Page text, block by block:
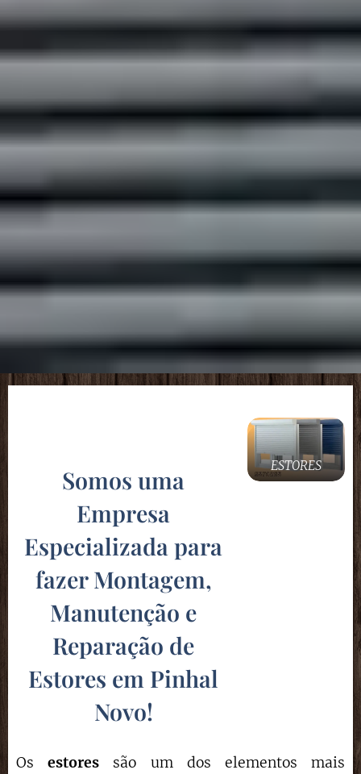
ESTORES
Somos uma
Empresa
Especializada para
fazer Montagem,
Manutenção e
Reparação de
Estores em Pinhal
Novo!
Os estores são um dos elementos mais